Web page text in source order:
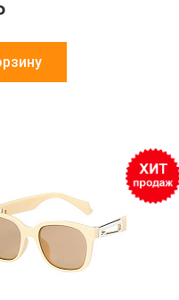
Более 1500
партнеров в РФ
и СНГ